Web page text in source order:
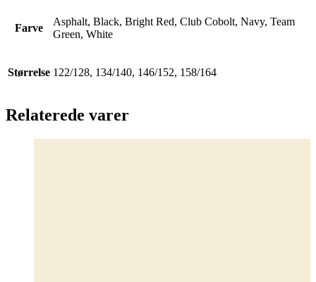
Farve
Asphalt, Black, Bright Red, Club Cobolt, Navy, Team
Green, White
Størrelse 122/128, 134/140, 146/152, 158/164
Relaterede varer